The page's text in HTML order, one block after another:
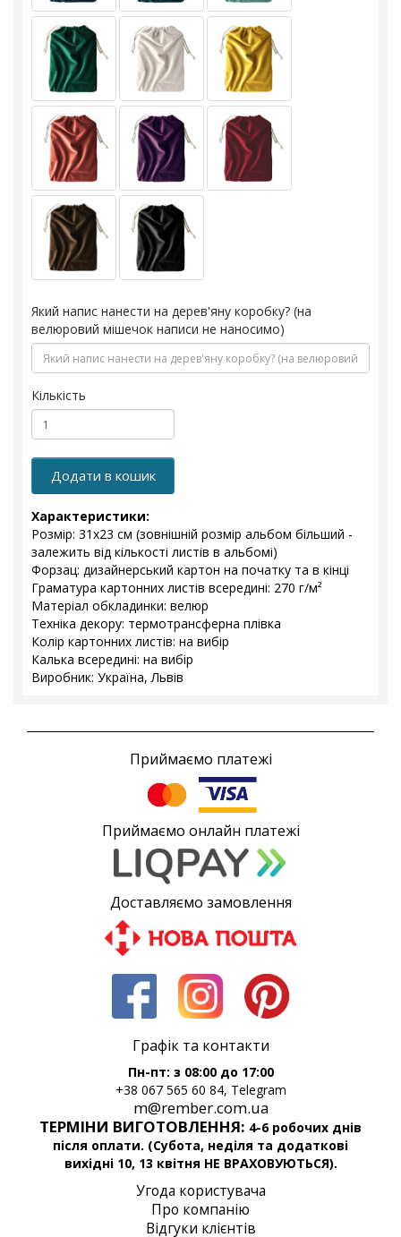
Який напис нанести на дерев'яну коробку? (на
велюровий мішечок написи не наносимо)
Кількість
Додати в кошик
Характеристики:
Розмір: 31x23 см (зовнішній розмір альбом більший -
залежить від кількості листів в альбомі)
Форзац: дизайнерський картон на початку та в кінці
Граматура картонних листів всередині: 270 г/м²
Матеріал обкладинки: велюр
Техніка декору: термотрансферна плівка
Колір картонних листів: на вибір
Калька всередині: на вибір
Виробник: Україна, Львів
Приймаємо платежі
Приймаємо онлайн платежі
Доставляємо замовлення
Графік та контакти
Пн-пт: з 08:00 до 17:00
+38 067 565 60 84, Telegram
m@rember.com.ua
ТЕРМІНИ ВИГОТОВЛЕННЯ: 4-6 робочих днів
після оплати. (Субота, неділя та додаткові
вихідні 10, 13 квітня НЕ ВРАХОВУЮТЬСЯ).
Угода користувача
Про компанію
Відгуки клієнтів